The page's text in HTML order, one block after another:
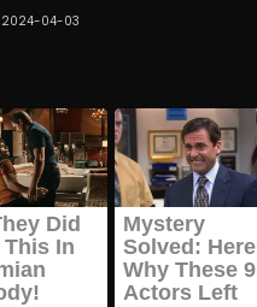
2024-04-03